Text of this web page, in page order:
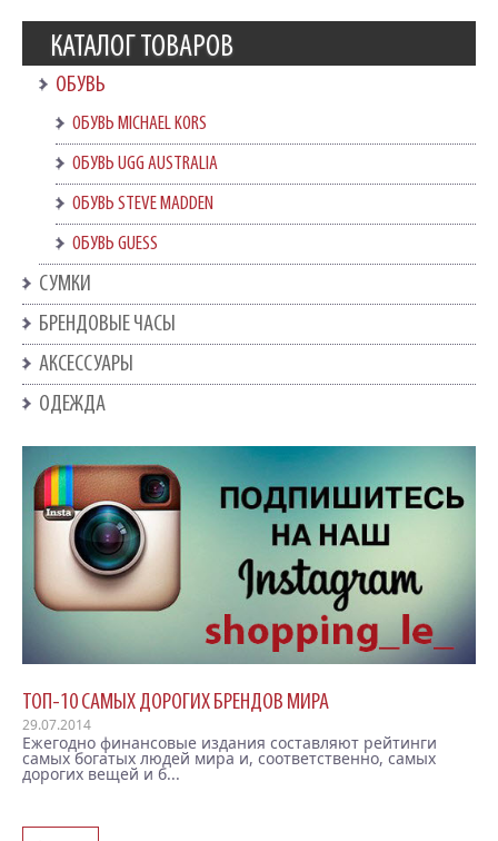
КАТАЛОГ ТОВАРОВ
ОБУВЬ
ОБУВЬ MICHAEL KORS
ОБУВЬ UGG AUSTRALIA
ОБУВЬ STEVE MADDEN
ОБУВЬ GUESS
СУМКИ
БРЕНДОВЫЕ ЧАСЫ
АКСЕССУАРЫ
ОДЕЖДА
ТОП-10 САМЫХ ДОРОГИХ БРЕНДОВ МИРА
29.07.2014
Ежегодно финансовые издания составляют рейтинги
самых богатых людей мира и, соответственно, самых
дорогих вещей и б...